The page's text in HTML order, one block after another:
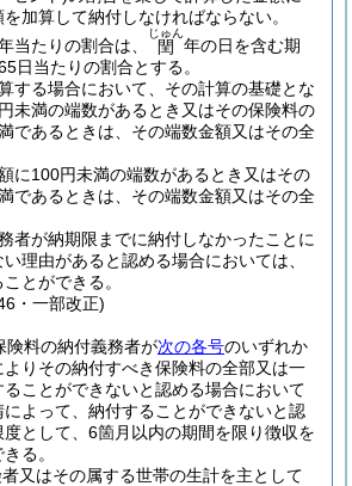
加算して納付しなければならない。
当たりの割合は、 閏
じゅん
年の日を含む期
日当たりの割合とする。
する場合において、その計算の基礎とな
未満の端数があるとき又はその保険料の
であるときは、その端数金額又はその全
に100円未満の端数があるとき又はその
であるときは、その端数金額又はその全
者が納期限までに納付しなかったことに
理由があると認める場合においては、
とができる。
・一部改正)
険料の納付義務者が次の各号のいずれか
りその納付すべき保険料の全部又は一
ことができないと認める場合において
よって、納付することができないと認
として、6箇月以内の期間を限り徴収を
る。
又はその属する世帯の生計を主として